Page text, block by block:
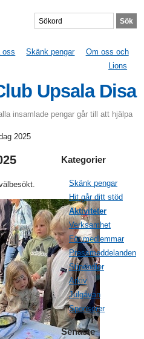
oss Skänk pengar
Om oss och
Lions
Upsala Disa
insamlade pengar går till att hjälpa
2025
Kategorier
Skänk pengar
Hit går ditt stöd
Aktiviteter
Verksamhet
För medlemmar
Pressmeddelanden
Stipendier
Arkiv
Julgåvan
Sponsorer
Senaste